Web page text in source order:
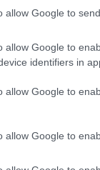
allow Google to
allow Google to
identifiers in
allow Google to
allow Google to
azonban
olyannyira
még
fog posztolni